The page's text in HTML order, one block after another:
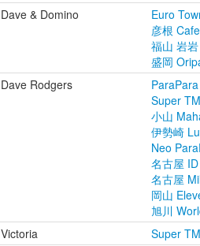
Dave & Domino
Euro
彦根
福山 岩
盛岡
Dave Rodgers
Super
小山
伊勢崎
Neo
名古屋
名古屋
岡山
旭川
Victoria
Super